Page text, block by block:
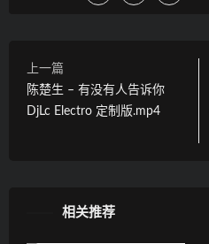
上一篇
陈楚生 – 有没有人告诉你
DjLc Electro 定制版.mp4
相关推荐